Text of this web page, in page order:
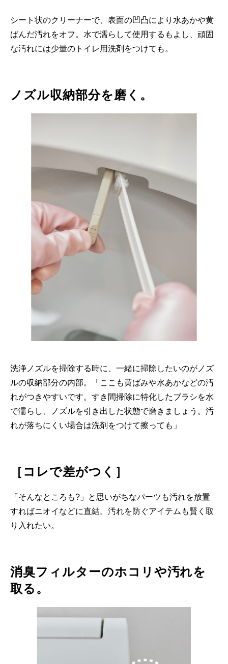
シート状のクリーナーで、表面の凹凸により水あかや黄
ばんだ汚れをオフ。水で濡らして使用するもよし、頑固
な汚れには少量のトイレ用洗剤をつけても。
ノズル収納部分を磨く。
洗浄ノズルを掃除する時に、一緒に掃除したいのがノズ
ルの収納部分の内部。「ここも黄ばみや水あかなどの汚
れがつきやすいです。すき間掃除に特化したブラシを水
で濡らし、ノズルを引き出した状態で磨きましょう。汚
れが落ちにくい場合は洗剤をつけて擦っても」
［コレで差がつく］
「そんなところも?」と思いがちなパーツも汚れを放置
すればニオイなどに直結。汚れを防ぐアイテムも賢く取
り入れたい。
消臭フィルターのホコリや汚れを
取る。